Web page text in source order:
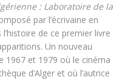
: Laboratoire de la
par l’écrivaine en
de ce premier livre
Un nouveau
1967 et 1979 où le cinéma
d’Alger et où l’autrice